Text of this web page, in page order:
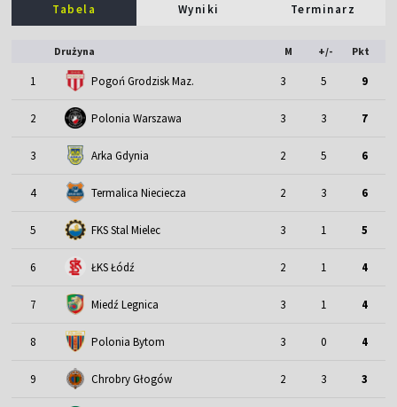
Tabela Wyniki Terminarz
Drużyna M +/- Pkt
1 Pogoń Grodzisk Maz. 3 5 9
2 Polonia Warszawa 3 3 7
3 Arka Gdynia 2 5 6
4 Termalica Nieciecza 2 3 6
5 FKS Stal Mielec 3 1 5
6 ŁKS Łódź 2 1 4
7 Miedź Legnica 3 1 4
8 Polonia Bytom 3 0 4
9 Chrobry Głogów 2 3 3